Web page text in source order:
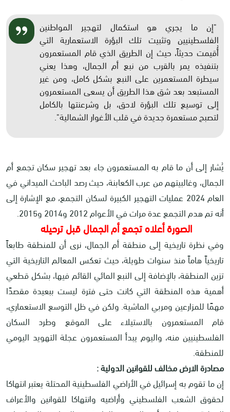
"إن ما يجري هو استكمال لتهجير المواطنين
الفلسطينيين وتثبيت تلك البؤرة الاستعمارية التي
أُقيمت حديثاً، حيث إن الطريق الذي قام المستعمرون
بتنفيذه يمر بالقرب من نبع أم الجمال، وهذا يعني
سيطرة المستعمرين على النبع بشكل كامل، ومن غير
المستبعد بعد شق هذا الطريق أن يسعى المستعمرون
إلى توسيع تلك البؤرة لاحق، بل وشرعنتها بالكامل
لتصبح مستعمرة جديدة في قلب الأغوار الشمالية".
يُشار إلى أن ما قام به المستعمرون جاء بعد تهجير سكان تجمع أم
الجمال، وغالبيتهم من عرب الكعابنة، حيث رصد الباحث الميداني في
العام 2024 عمليات التهجير الكبيرة لسكان التجمع، مع الإشارة إلى
أنه تم هدم التجمع عدة مرات في الأعوام 2012 و2014 و2015.
الصورة أعلاه تجمع أم الجمال قبل ترحيله
وفي نظرة تاريخية إلى منطقة أم الجمال، نرى أن للمنطقة طابعاً
تاريخياً هاماً منذ سنوات طويلة، حيث تعكس المعالم التاريخية التي
تزين المنطقة، بالإضافة إلى النبع المائي القائم فيها، بشكل قطعي
أهمية هذه المنطقة التي كانت حتى فترة ليست ببعيدة مقصدًا
مهمًا للمزارعين ومربي الماشية. ولكن في ظل التوسع الاستعماري،
قام المستعمرون بالاستيلاء على الموقع وطرد السكان
الفلسطينيين منه، واليوم يبدأ المستعمرون عجلة التهويد اليومي
للمنطقة.
مصادرة الارض مخالف للقوانين الدولية :
إن ما تقوم به إسرائيل في الأراضي الفلسطينية المحتلة يعتبر انتهاكا
لحقوق الشعب الفلسطيني وأراضيه وانتهاكا للقوانين والأعراف